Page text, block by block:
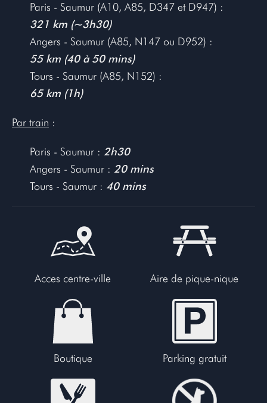
Paris - Saumur (A10, A85, D347 et D947) :
321 km (~3h30)
Angers - Saumur (A85, N147 ou D952) :
55 km (40 à 50 mins)
Tours - Saumur (A85, N152) :
65 km (1h)
Par train :
Paris - Saumur : 2h30
Angers - Saumur : 20 mins
Tours - Saumur : 40 mins
Acces centre-ville Aire de pique-nique
Boutique Parking gratuit